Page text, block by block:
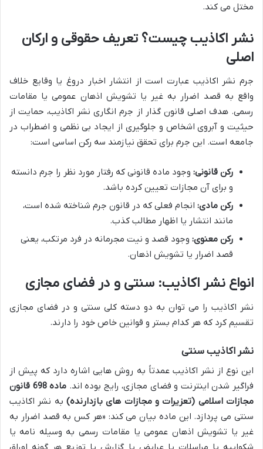
مختل می کند.
نشر اکاذیب چیست؟ تعریف حقوقی و ارکان
اصلی
جرم نشر اکاذیب عبارت است از انتشار اخبار دروغ یا وقایع خلاف
واقع به قصد اضرار به غیر یا تشویش اذهان عمومی یا مقامات
رسمی. هدف اصلی قانون گذار از جرم انگاری نشر اکاذیب، حمایت از
حیثیت و آبروی اشخاص و جلوگیری از ایجاد بی نظمی و اضطراب در
جامعه است. این جرم برای تحقق نیازمند سه رکن اساسی است:
رکن قانونی: وجود ماده قانونی که رفتار مورد نظر را جرم دانسته
و برای آن مجازات تعیین کرده باشد.
رکن مادی: انجام فعلی که در قانون جرم شناخته شده است،
مانند انتشار یا اظهار مطالب کذب.
رکن معنوی: وجود قصد و نیت مجرمانه در فرد مرتکب، یعنی
قصد اضرار یا تشویش اذهان.
انواع نشر اکاذیب: سنتی و در فضای مجازی
نشر اکاذیب را می توان به دو دسته کلی سنتی و در فضای مجازی
تقسیم کرد که هر کدام بستر و قوانین خاص خود را دارند.
نشر اکاذیب سنتی
این نوع از نشر اکاذیب عمدتاً به روش هایی اشاره دارد که پیش از
فراگیر شدن اینترنت و فضای مجازی، رایج بوده اند.
ماده 698 قانون
مجازات اسلامی (تعزیرات و مجازات های بازدارنده) به نشر اکاذیب
سنتی می پردازد. این ماده بیان می کند: «هر کس به قصد اضرار به
غیر یا تشویش اذهان عمومی یا مقامات رسمی به وسیله نامه یا